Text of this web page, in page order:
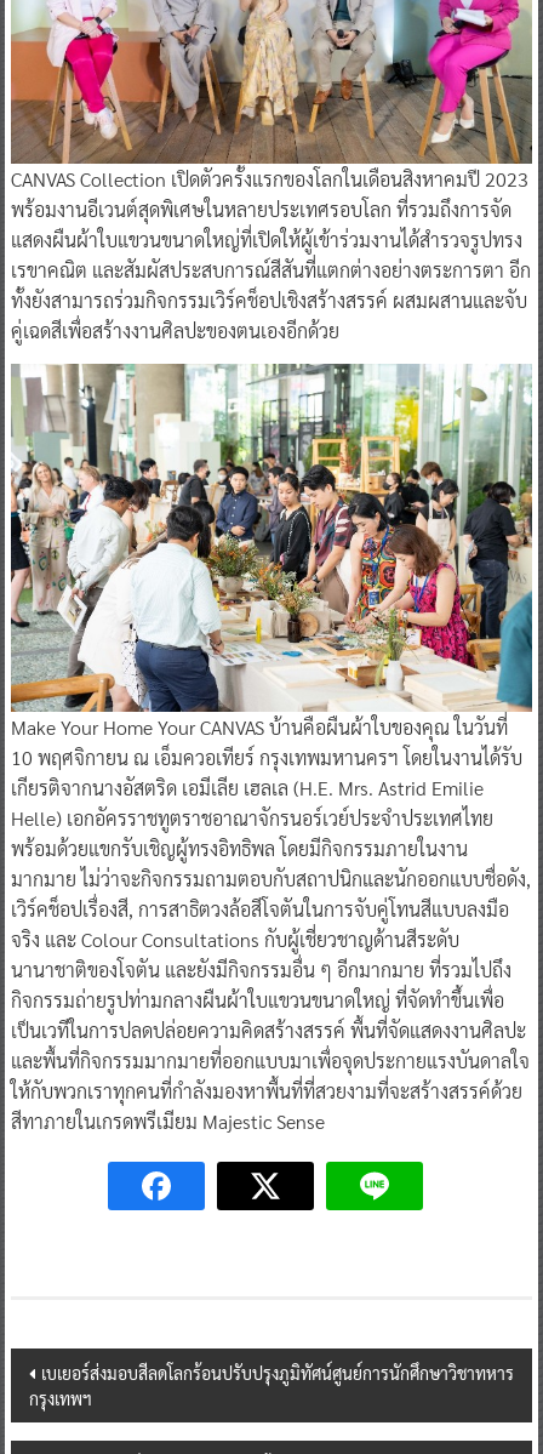
CANVAS Collection เปิดตัวครั้งแรกของโลกในเดือนสิงหาคมปี 2023
พร้อมงานอีเวนต์สุดพิเศษในหลายประเทศรอบโลก ที่รวมถึงการจัด
แสดงผืนผ้าใบแขวนขนาดใหญ่ที่เปิดให้ผู้เข้าร่วมงานได้สำรวจรูปทรง
เรขาคณิต และสัมผัสประสบการณ์สีสันที่แตกต่างอย่างตระการตา อีก
ทั้งยังสามารถร่วมกิจกรรมเวิร์คช็อปเชิงสร้างสรรค์ ผสมผสานและจับ
คู่เฉดสีเพื่อสร้างงานศิลปะของตนเองอีกด้วย
Make Your Home Your CANVAS บ้านคือผืนผ้าใบของคุณ ในวันที่
10 พฤศจิกายน ณ เอ็มควอเทียร์ กรุงเทพมหานครฯ โดยในงานได้รับ
เกียรติจากนางอัสตริด เอมีเลีย เฮลเล (H.E. Mrs. Astrid Emilie
Helle) เอกอัครราชทูตราชอาณาจักรนอร์เวย์ประจำประเทศไทย
พร้อมด้วยแขกรับเชิญผู้ทรงอิทธิพล โดยมีกิจกรรมภายในงาน
มากมาย ไม่ว่าจะกิจกรรมถามตอบกับสถาปนิกและนักออกแบบชื่อดัง,
เวิร์คช็อปเรื่องสี, การสาธิตวงล้อสีโจตันในการจับคู่โทนสีแบบลงมือ
จริง และ Colour Consultations กับผู้เชี่ยวชาญด้านสีระดับ
นานาชาติของโจตัน และยังมีกิจกรรมอื่น ๆ อีกมากมาย ที่รวมไปถึง
กิจกรรมถ่ายรูปท่ามกลางผืนผ้าใบแขวนขนาดใหญ่ ที่จัดทำขึ้นเพื่อ
เป็นเวทีในการปลดปล่อยความคิดสร้างสรรค์ พื้นที่จัดแสดงงานศิลปะ
และพื้นที่กิจกรรมมากมายที่ออกแบบมาเพื่อจุดประกายแรงบันดาลใจ
ให้กับพวกเราทุกคนที่กำลังมองหาพื้นที่ที่สวยงามที่จะสร้างสรรค์ด้วย
สีทาภายในเกรดพรีเมียม Majestic Sense
Post
navigation
เบเยอร์ส่งมอบสีลดโลกร้อนปรับปรุงภูมิทัศน์ศูนย์การนักศึกษาวิชาทหาร
กรุงเทพฯ